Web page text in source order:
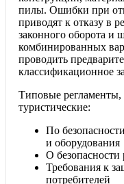
пилы. Ошибки при
приводят к отказу в
законного оборота
комбинированных
проводить
классификационное
Типовые
туристические:
По
и оборудования
О безопасности
Требования к
потребителей